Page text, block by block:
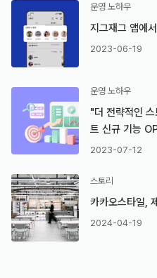
운영 노하우
지그재그 앱에
2023-06-19
운영 노하우
"더 전략적인
트 신규 기능
2023-07-12
스토리
카카오스타일,
2024-04-19